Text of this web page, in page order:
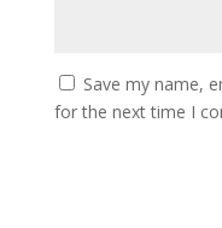
Save my name,
for the next time I